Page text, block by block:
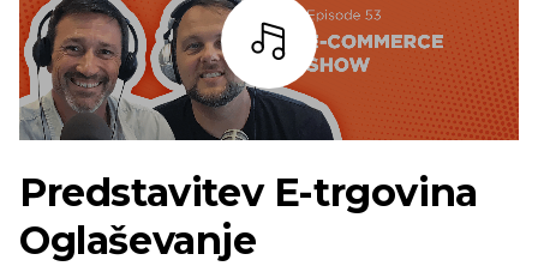
Bar
Predstavitev E-trgovina
Oglaševanje